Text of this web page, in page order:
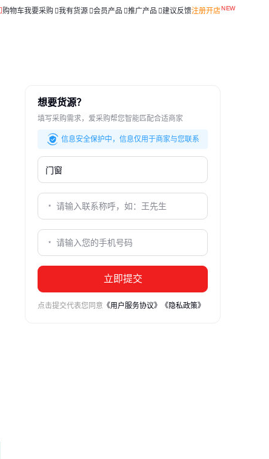
购物车我要采购 我有货源 会员产品 推广产品 建议反馈注册开店
想要货源？
填写采购需求，爱采购帮您智能匹配合适商家
信息安全保护中，信息仅用于商家与您联系
立即提交
点击提交代表您同意 《用户服务协议》 《隐私政策》